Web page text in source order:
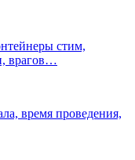
стим,
врагов…
время проведения,